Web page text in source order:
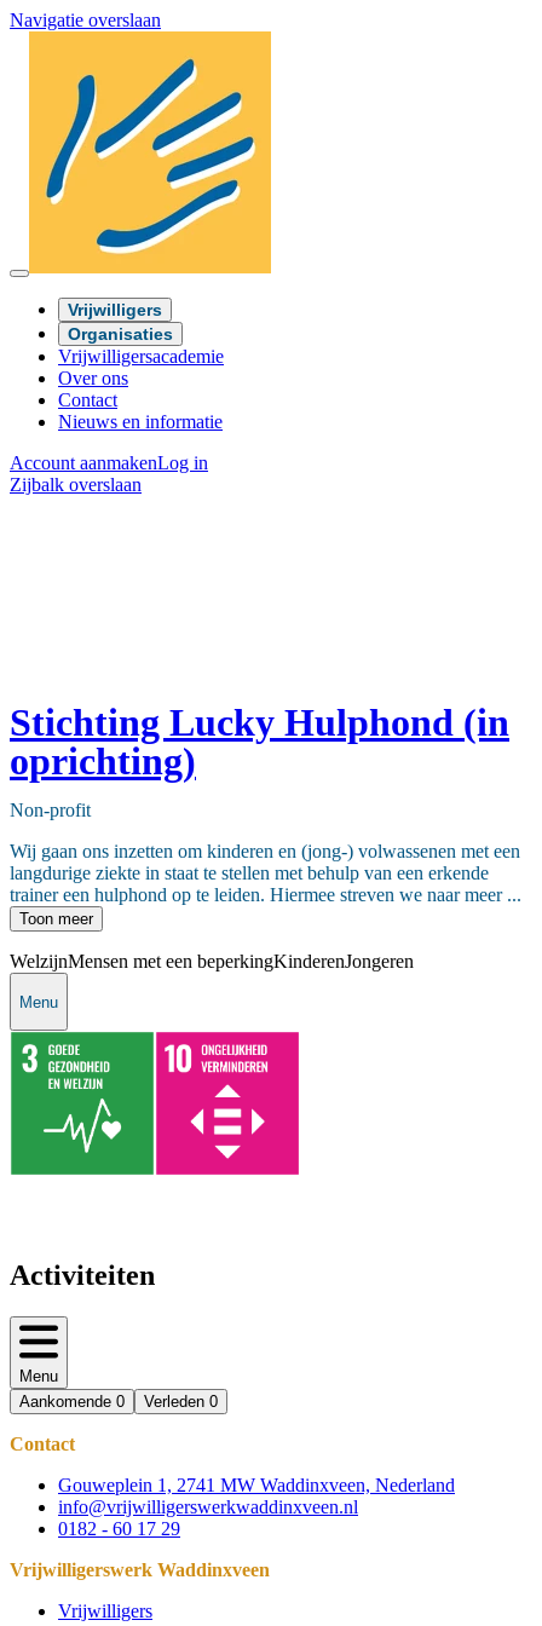
Navigatie overslaan
Vrijwilligers
Organisaties
Vrijwilligersacademie
Over ons
Contact
Nieuws en informatie
Account aanmakenLog in
Zijbalk overslaan
Stichting Lucky Hulphond (in
oprichting)
Non-profit
Wij gaan ons inzetten om kinderen en (jong-) volwassenen met een
langdurige ziekte in staat te stellen met behulp van een erkende
trainer een hulphond op te leiden. Hiermee streven we naar meer ...
Toon meer
WelzijnMensen met een beperkingKinderenJongeren
Menu
Activiteiten
Menu
Aankomende 0 Verleden 0
Contact
Gouweplein 1, 2741 MW Waddinxveen, Nederland
info@vrijwilligerswerkwaddinxveen.nl
0182 - 60 17 29
Vrijwilligerswerk Waddinxveen
Vrijwilligers